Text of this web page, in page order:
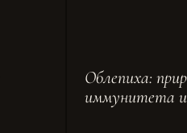
Облепиха:
иммунитета и